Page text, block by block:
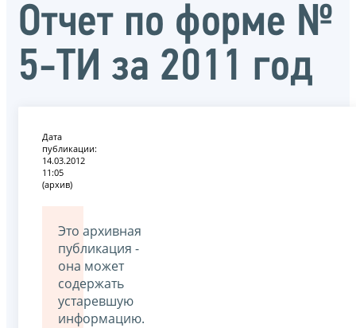
Oтчет по форме №
5-ТИ за 2011 год
Дата
публикации:
14.03.2012
11:05
(архив)
Это архивная
публикация -
она может
содержать
устаревшую
информацию.